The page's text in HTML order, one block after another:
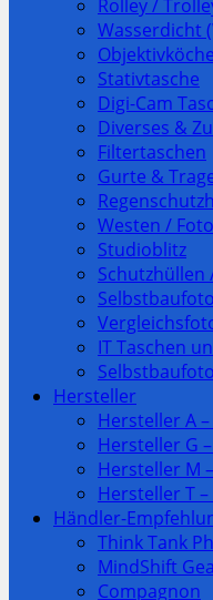
Rolley /
Wasserdicht
Stativtasche
Digi-Cam
Diverses &
Filtertaschen
Gurte &
Westen /
Studioblitz
Schutzhüllen
IT Taschen
Hersteller
Hersteller A –
Hersteller G
Hersteller M
Hersteller T –
Händler-
Think Tank
MindShift
Compagnon